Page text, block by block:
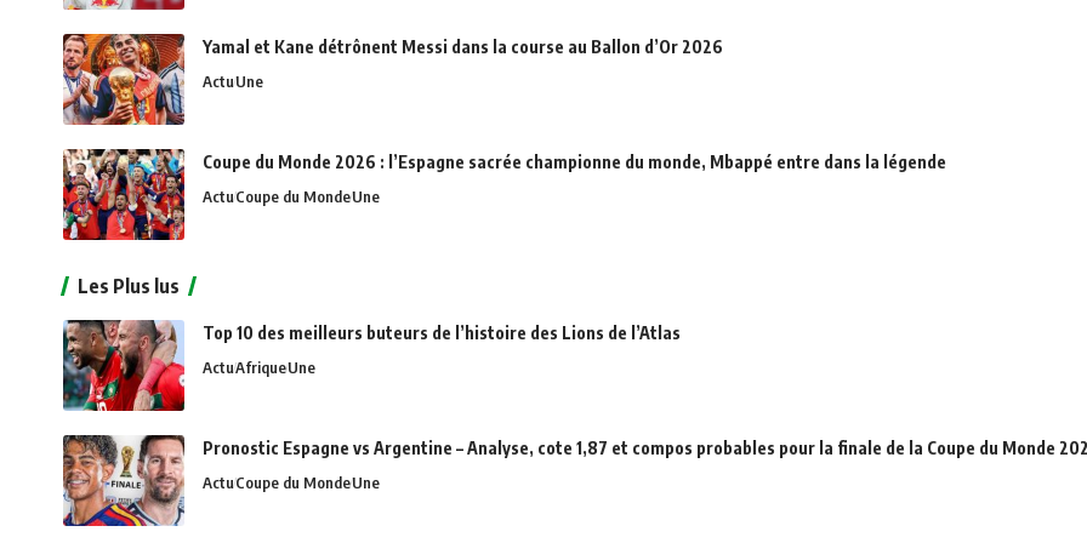
Yamal et Kane détrônent Messi dans la course au Ballon d’Or 2026
ActuUne
Coupe du Monde 2026 : l’Espagne sacrée championne du monde, Mbappé entre dans la légende
ActuCoupe du MondeUne
Les Plus lus
Top 10 des meilleurs buteurs de l’histoire des Lions de l’Atlas
ActuAfriqueUne
Pronostic Espagne vs Argentine – Analyse, cote 1,87 et compos probables pour la finale de la Coupe du Monde
ActuCoupe du MondeUne